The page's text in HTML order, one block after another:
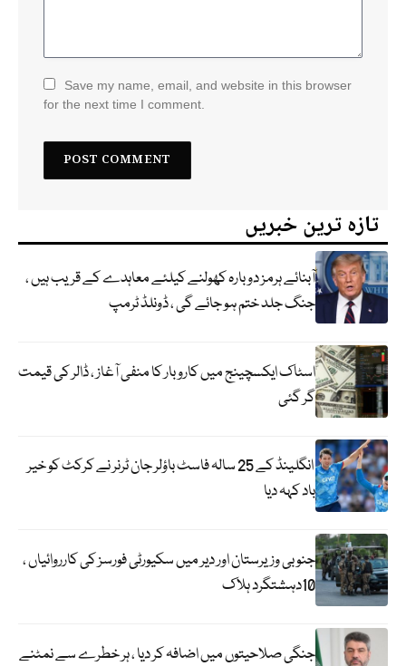
Save my name, email, and website in this browser
for the next time I comment.
تازہ ترین خبریں
آبنائے ہرمز دوبارہ کھولنے کیلئے معاہدے کے قریب ہیں ،
جنگ جلد ختم ہو جائے گی ، ڈونلڈ ٹرمپ
اسٹاک ایکسچینج میں کاروبار کا منفی آغاز ، ڈالر کی قیمت
گر گئی
انگلینڈ کے 25 سالہ فاسٹ باؤلر جان ٹرنر نے کرکٹ کو خیر
باد کہہ دیا
جنوبی وزیرستان اور دیر میں سکیورٹی فورسز کی کارروائیاں ،
10دہشتگرد ہلاک
جنگی صلاحیتوں میں اضافہ کر دیا ، ہر خطرے سے نمٹنے